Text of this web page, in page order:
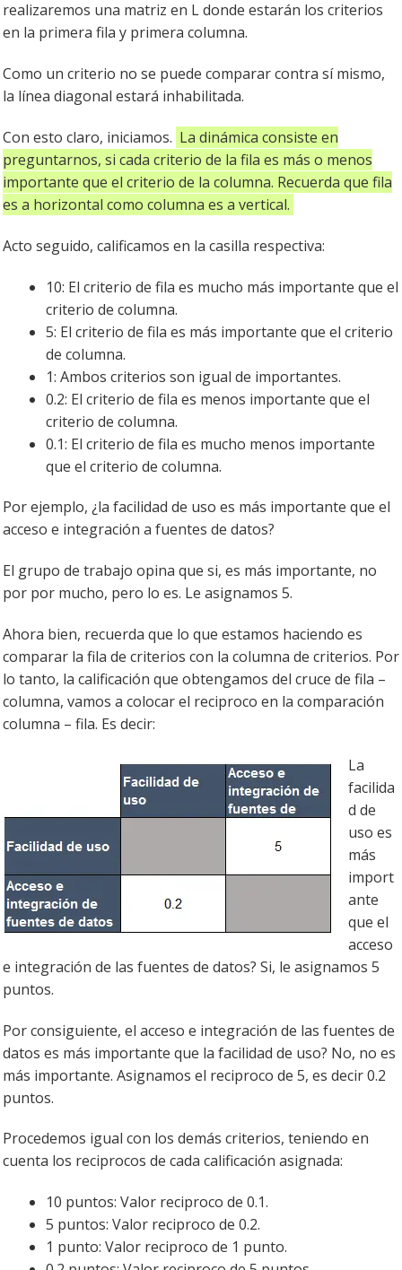
realizaremos una matriz en L donde estarán los criterios
en la primera fila y primera columna.
Como un criterio no se puede comparar contra sí mismo,
la línea diagonal estará inhabilitada.
Con esto claro, iniciamos. La dinámica consiste en
preguntarnos, si cada criterio de la fila es más o menos
importante que el criterio de la columna. Recuerda que fila
es a horizontal como columna es a vertical.
Acto seguido, calificamos en la casilla respectiva:
10: El criterio de fila es mucho más importante que el
criterio de columna.
5: El criterio de fila es más importante que el criterio
de columna.
1: Ambos criterios son igual de importantes.
0.2: El criterio de fila es menos importante que el
criterio de columna.
0.1: El criterio de fila es mucho menos importante
que el criterio de columna.
Por ejemplo, ¿la facilidad de uso es más importante que el
acceso e integración a fuentes de datos?
El grupo de trabajo opina que si, es más importante, no
por por mucho, pero lo es. Le asignamos 5.
Ahora bien, recuerda que lo que estamos haciendo es
comparar la fila de criterios con la columna de criterios. Por
lo tanto, la calificación que obtengamos del cruce de fila –
columna, vamos a colocar el reciproco en la comparación
columna – fila. Es decir:
La
facilida
d de
uso es
más
import
ante
que el
acceso
e integración de las fuentes de datos? Si, le asignamos 5
puntos.
Por consiguiente, el acceso e integración de las fuentes de
datos es más importante que la facilidad de uso? No, no es
más importante. Asignamos el reciproco de 5, es decir 0.2
puntos.
Procedemos igual con los demás criterios, teniendo en
cuenta los reciprocos de cada calificación asignada:
10 puntos: Valor reciproco de 0.1.
5 puntos: Valor reciproco de 0.2.
1 punto: Valor reciproco de 1 punto.